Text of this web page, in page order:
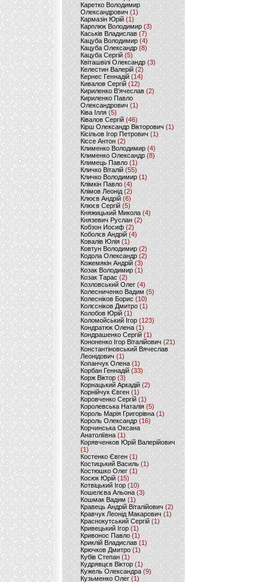
Каретко Володимир
Олександрович (1)
Кармазін Юрій(1)
Карплюк Володимир(3)
Каськів Владислав (7)
Кацуба Володимир (4)
Кацуба Олександр (8)
Кацуба Сергій (5)
Квіташвілі Олександр(3)
Келестин Валерій(2)
Кернес Геннадій (14)
Кивалов Сергій (12)
Кириленко В’ячеслав (2)
Кириленко Павло
Олександрович (1)
Ківа Ілля (5)
Ківалов Сергій(46)
Кірш Олександр Вікторович (1)
Кісільов Ігор Петрович (1)
Кіссе Антон (2)
Клименко Володимир(4)
Клименко Олександр (8)
Климець Павло (1)
Кличко Віталій(55)
Кличко Володимир (1)
Клімкін Павло (4)
Клімов Леонід(2)
Клюєв Андрій(6)
Клюєв Сергій (5)
Княжицький Микола(4)
Князевич Руслан (2)
Кобзон Иосиф(2)
Коболєв Андрій (4)
Ковалів Юлія(1)
Ковтун Володимир (2)
Кодола Олександр (2)
Кожемякін Андрій (3)
Козак Володимир (1)
Козак Тарас (2)
Козловський Олег(4)
Колесниченко Вадим (5)
Колесніков Борис (10)
Колєсніков Дмитро (1)
Колобов Юрій (1)
Коломойський Ігор (123)
Кондратюк Олена(1)
Кондрашенко Сергій (1)
Кононенко Ігор Віталійович (21)
Константіновський Вячеслав
Леонідович (1)
Копанчук Олена (1)
Корбан Геннадій (33)
Корж Віктор (3)
Корнацький Аркадій (2)
Корнійчук Євген (1)
Коровченко Сергій (1)
Королевська Наталія(5)
Король Марія Григорівна (1)
Король Олександр (16)
Корчинська Оксана
Анатоліївна (1)
Корявченков Юрій Валерійович
(1)
Костенко Євген (1)
Костицький Василь (1)
Костюшко Олег (1)
Косюк Юрій (15)
Котвіцький Ігор (10)
Кошелєва Альона(3)
Кошмак Вадим (1)
Кравець Андрій Віталійович (2)
Кравчук Леонід Макарович (1)
Краснокутський Сергій (1)
Кривецький Ігор (1)
Кривонос Павло (1)
Криклій Владислав (1)
Крючков Дмитро(1)
Кубів Степан(1)
Кудрявцєв Віктор (1)
Кужель Олександра (9)
Кузьменко Олег (1)